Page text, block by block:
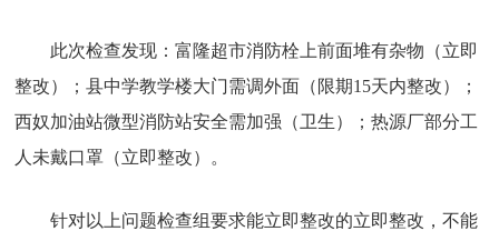
此次检查发现：富隆超市消防栓上前面堆有杂物（立即
整改）；县中学教学楼大门需调外面（限期15天内整改）；
西奴加油站微型消防站安全需加强（卫生）；热源厂部分工
人未戴口罩（立即整改）。
针对以上问题检查组要求能立即整改的立即整改，不能